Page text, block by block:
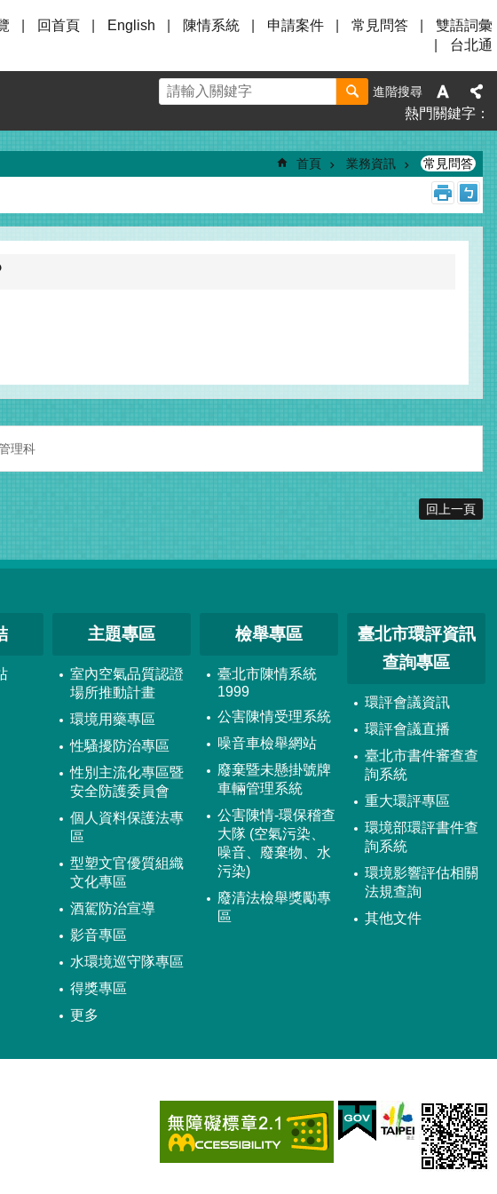
回首頁 English 陳情系統 申請案件 常見問答
雙語詞彙
台北通
進階搜尋
熱門關鍵字
首頁 業務資訊 常見問答
理科
回上一頁
主題專區
室內空氣品質認證
場所推動計畫
環境用藥專區
性騷擾防治專區
性別主流化專區暨
安全防護委員會
個人資料保護法專
區
型塑文官優質組織
文化專區
酒駕防治宣導
影音專區
水環境巡守隊專區
得獎專區
更多
檢舉專區
臺北市陳情系統
1999
公害陳情受理系統
噪音車檢舉網站
廢棄暨未懸掛號牌
車輛管理系統
公害陳情-環保稽查
大隊 (空氣污染、
噪音、廢棄物、水
污染)
廢清法檢舉獎勵專
區
臺北市環評資訊
查詢專區
環評會議資訊
環評會議直播
臺北市書件審查查
詢系統
重大環評專區
環境部環評書件查
詢系統
環境影響評估相關
法規查詢
其他文件